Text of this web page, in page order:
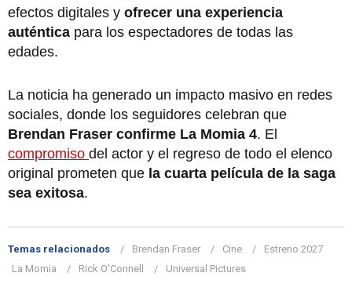
efectos digitales y ofrecer una experiencia
auténtica para los espectadores de todas las
edades.
La noticia ha generado un impacto masivo en redes
sociales, donde los seguidores celebran que
Brendan Fraser confirme La Momia 4. El
compromiso del actor y el regreso de todo el elenco
original prometen que la cuarta película de la saga
sea exitosa.
Temas relacionados Brendan Fraser Cine
Estreno 2027
La Momia
Rick O'Connell Universal Pictures